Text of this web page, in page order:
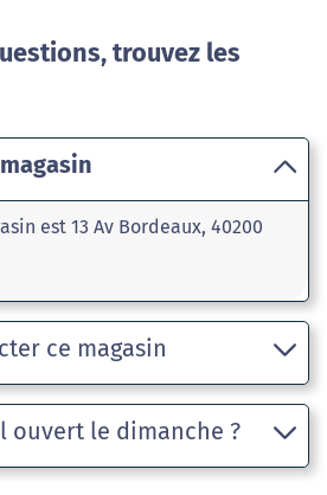
trouvez les
est 13 Av Bordeaux, 40200
ce magasin
ouvert le dimanche ?